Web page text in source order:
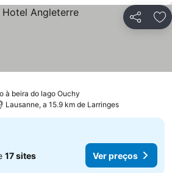
Partilhar
à beira do lago Ouchy
Lausanne, a 15.9 km de Larringes
17 sites Ver preços